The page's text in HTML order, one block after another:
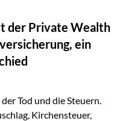
Personen in der
Bildungsmaßnahmen
„gut beraten“
können unsere
der Private Wealth
ein
Tod und die Steuern.
Kirchensteuer,